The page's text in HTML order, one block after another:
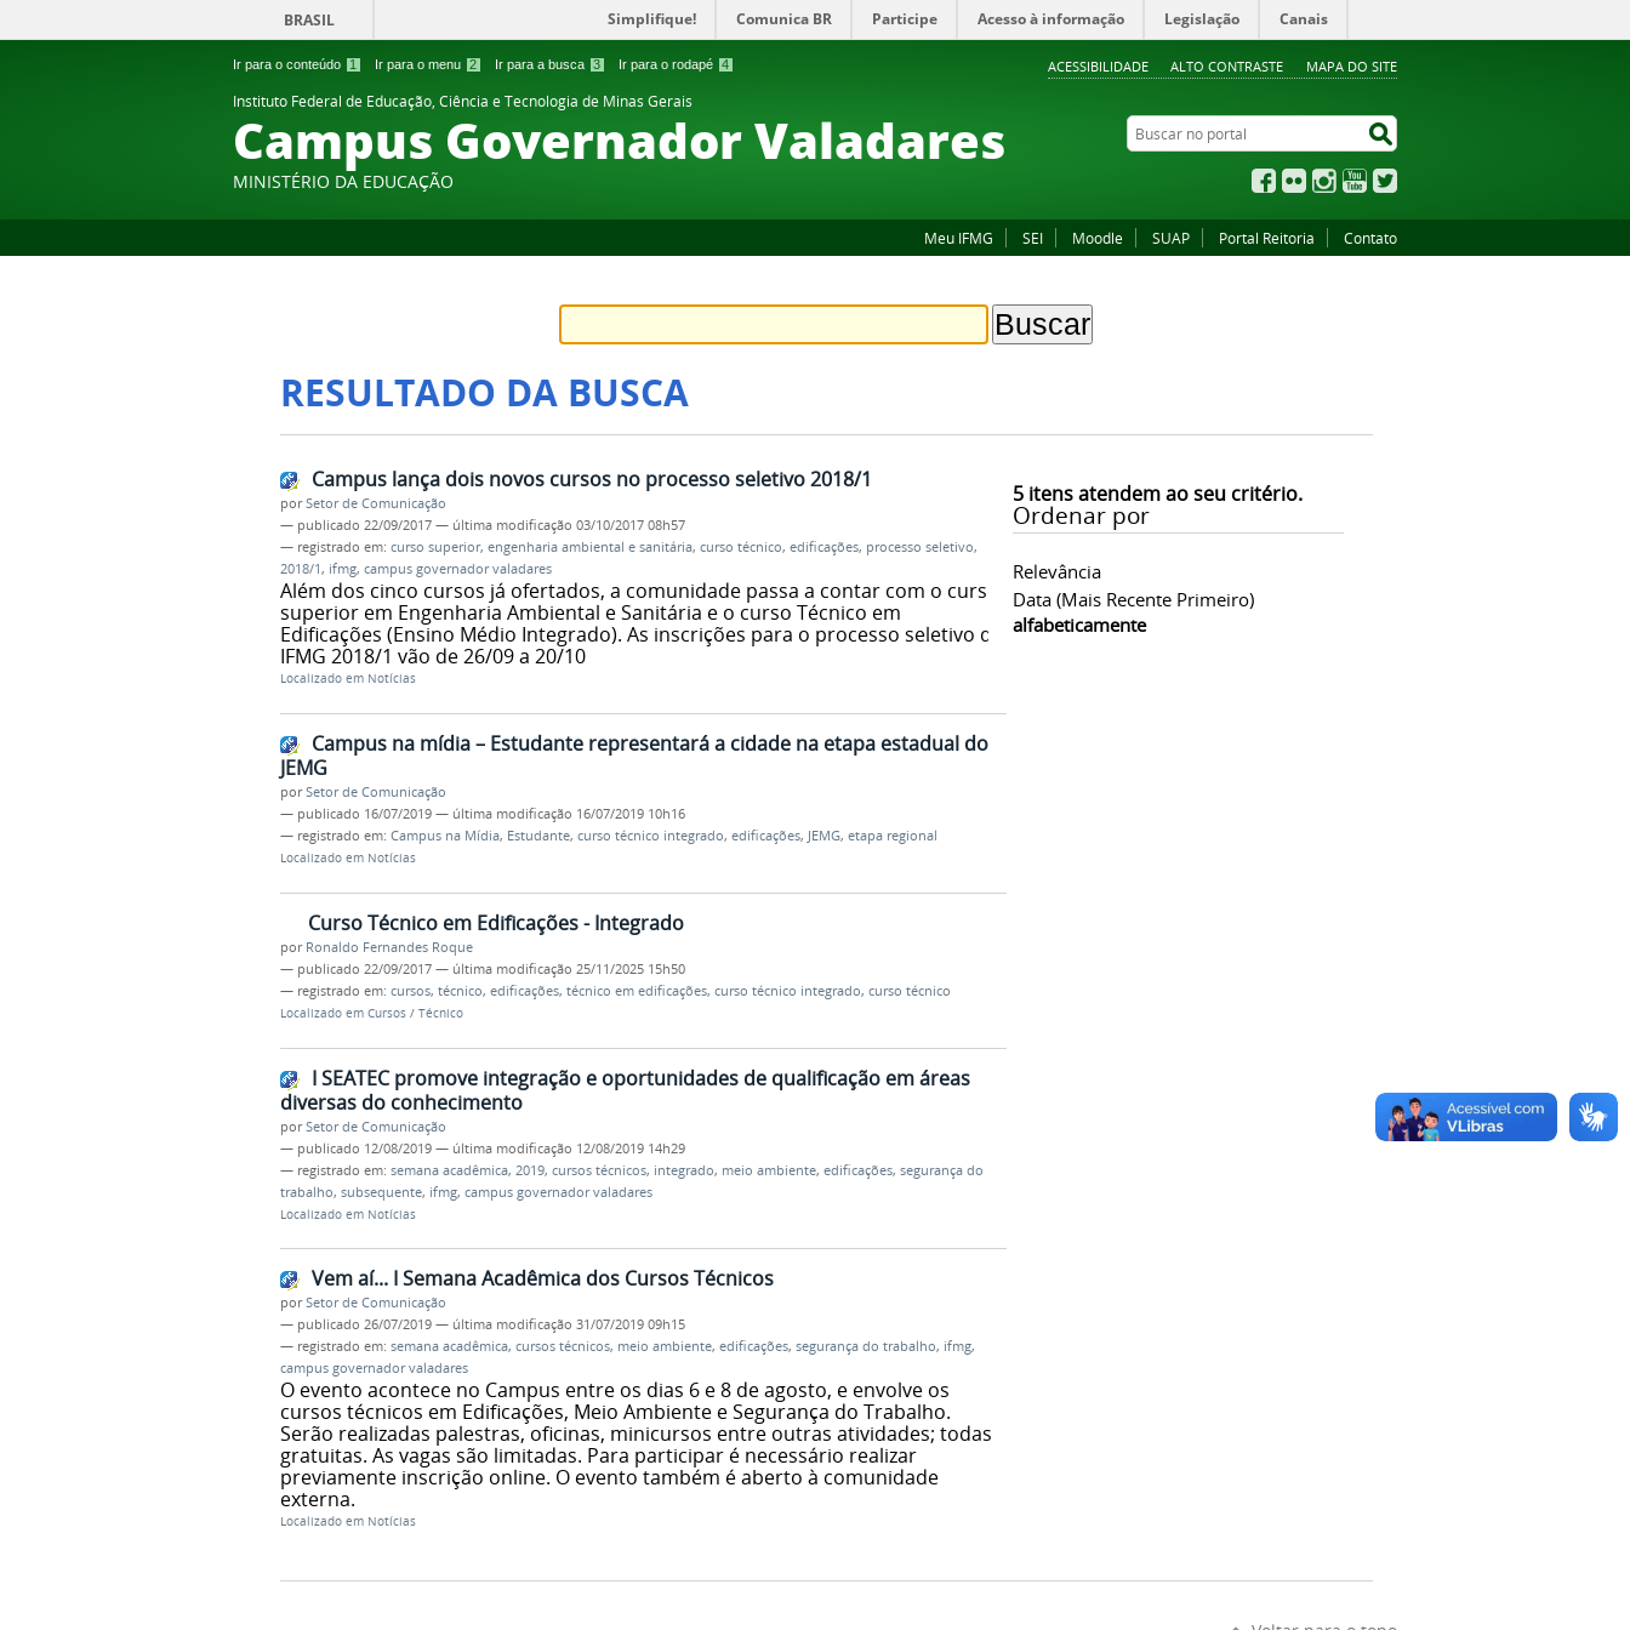
Ir para o conteúdo 1 Ir para o menu 2 Ir para a busca 3 Ir para o rodapé 4 ACESSIBILIDADE ALTO CONTRASTE MAPA DO SITE
BRASIL Simplifique! Comunica BR Participe Acesso à informação Legislação Canais
Instituto Federal de Educação, Ciência e Tecnologia de Minas Gerais
Campus Governador Valadares
MINISTÉRIO DA EDUCAÇÃO
Buscar no portal
Facebook
Flickr InstagramYouTube
Meu IFMG SEI Moodle SUAP Portal Reitoria Contato
RESULTADO DA BUSCA
5itens atendem ao seu critério.
Ordenar por
Relevância
Data (mais Recente Primeiro)
alfabeticamente
Campus lança dois novos cursos no processo seletivo 2018/1
porSetor de Comunicação
— publicado 22/09/2017 — última modificação 03/10/2017 08h57
— registrado em: curso superior, engenharia ambiental e sanitária, curso técnico, edificações, processo seletivo,
2018/1, ifmg, campus governador valadares
Além dos cinco cursos já ofertados, a comunidade passa a contar com o curso
superior em Engenharia Ambiental e Sanitária e o curso Técnico em
Edificações (Ensino Médio Integrado). As inscrições para o processo seletivo do
IFMG 2018/1 vão de 26/09 a 20/10
Localizado em Notícias
Campus na mídia – Estudante representará a cidade na etapa estadual do
JEMG
porSetor de Comunicação
— publicado 16/07/2019 — última modificação 16/07/2019 10h16
— registrado em: Campus na Mídia, Estudante, curso técnico integrado, edificações, JEMG, etapa regional
Localizado em Notícias
Curso Técnico em Edificações - Integrado
por Ronaldo Fernandes Roque
— publicado 22/09/2017 — última modificação 25/11/2025 15h50
— registrado em: cursos, técnico, edificações, técnico em edificações, curso técnico integrado, curso técnico
Localizado em Cursos / Técnico
I SEATEC promove integração e oportunidades de qualificação em áreas
diversas do conhecimento
porSetor de Comunicação
— publicado 12/08/2019 — última modificação 12/08/2019 14h29
— registrado em: semana acadêmica, 2019, cursos técnicos, integrado, meio ambiente, edificações, segurança do
trabalho, subsequente, ifmg, campus governador valadares
Localizado em Notícias
Vem aí... I Semana Acadêmica dos Cursos Técnicos
porSetor de Comunicação
— publicado 26/07/2019 — última modificação 31/07/2019 09h15
— registrado em: semana acadêmica, cursos técnicos, meio ambiente, edificações, segurança do trabalho, ifmg,
campus governador valadares
O evento acontece no Campus entre os dias 6 e 8 de agosto, e envolve os
cursos técnicos em Edificações, Meio Ambiente e Segurança do Trabalho.
Serão realizadas palestras, oficinas, minicursos entre outras atividades; todas
gratuitas. As vagas são limitadas. Para participar é necessário realizar
previamente inscrição online. O evento também é aberto à comunidade
externa.
Localizado em Notícias